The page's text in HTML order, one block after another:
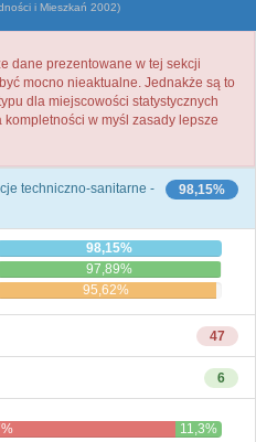
i Mieszkań 2002)
dane prezentowane w tej sekcji
mocno nieaktualne. Jednakże są to
dla miejscowości statystycznych
w myśl zasady lepsze
98,15%
techniczno-sanitarne -
98,15%
97,89%
95,62%
47
6
11,3%